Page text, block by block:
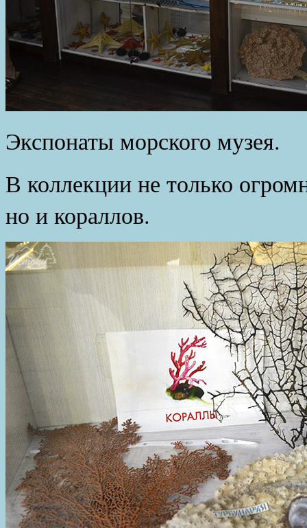
Экспонаты морского музея.
В коллекции не только
но и кораллов.